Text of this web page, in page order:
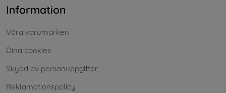
Information
Våra varumärken
Dina cookies
Skydd av personuppgifter
Reklamationspolicy